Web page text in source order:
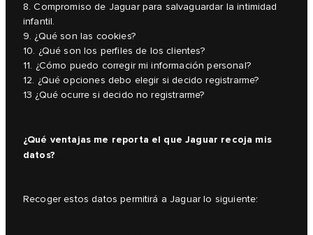
8. Compromiso de Jaguar para salvaguardar la intimidad
infantil.
9. ¿Qué son las cookies?
10. ¿Qué son los perfiles de los clientes?
11. ¿Cómo puedo corregir mi información personal?
12. ¿Qué opciones debo elegir si decido registrarme?
13 ¿Qué ocurre si decido no registrarme?
¿Qué ventajas me reporta el que Jaguar recoja mis
datos?
Recoger estos datos permitirá a Jaguar lo siguiente: